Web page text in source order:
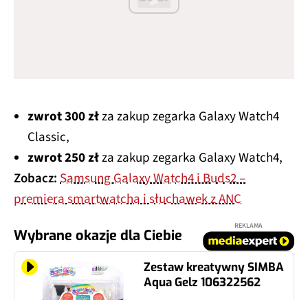
zwrot 300 złza zakup zegarka Galaxy Watch4
Classic,
zwrot 250 złza zakup zegarka Galaxy Watch4,
Zobacz:Samsung Galaxy Watch4 i Buds2 –
premiera smartwatcha i słuchawek z ANC
Wybrane okazje dla Ciebie
REKLAMA
Zestaw kreatywny SIMBA
Aqua Gelz 106322562